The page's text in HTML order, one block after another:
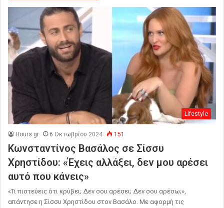
Lifestyle
Hours.gr 6 Οκτωβρίου 2024 151
Κωνσταντίνος Βασάλος σε Σίσσυ
Χρηστίδου: «Έχεις αλλάξει, δεν μου αρέσει
αυτό που κάνεις»
«Τι πιστεύεις ότι κρύβει; Δεν σου αρέσει; Δεν σου αρέσω;»,
απάντησε η Σίσσυ Χρηστίδου στον Βασάλο. Με αφορμή τις